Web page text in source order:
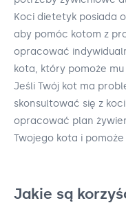
Koci dietetyk posiada
aby pomóc kotom z
opracować
kota, który pomoże
Jeśli Twój kot ma
skonsultować się z
opracować plan
Twojego kota i
Jakie są